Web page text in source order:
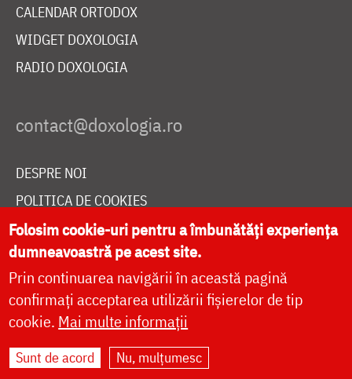
CALENDAR ORTODOX
WIDGET DOXOLOGIA
RADIO DOXOLOGIA
DESPRE NOI
POLITICA DE COOKIES
DONEAZĂ ONLINE PENTRU CATEDRALA NAȚIONALĂ
LIVE
Site dezvoltat deDOXOLOGIA MEDIA
Folosim cookie-uri pentru a îmbunătăți experiența
dumneavoastră pe acest site.
Prin continuarea navigării în această pagină
confirmați acceptarea utilizării fișierelor de tip
cookie. Mai multe informații
Sunt de acord Nu, mulțumesc